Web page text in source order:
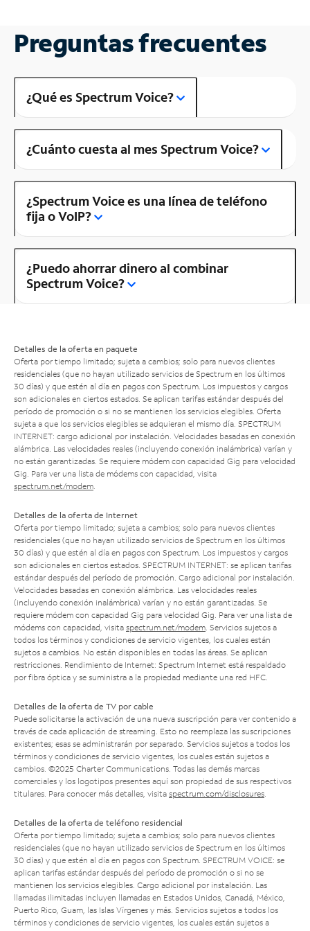
Preguntas frecuentes
¿Qué es Spectrum Voice?
¿Cuánto cuesta al mes Spectrum Voice?
¿Spectrum Voice es una línea de teléfono
fija o VoIP?
¿Puedo ahorrar dinero al combinar
Spectrum Voice?
Detalles de la oferta en paquete
Oferta por tiempo limitado; sujeta a cambios; solo para nuevos clientes
residenciales (que no hayan utilizado servicios de Spectrum en los últimos
30 días) y que estén al día en pagos con Spectrum. Los impuestos y cargos
son adicionales en ciertos estados. Se aplican tarifas estándar después del
período de promoción o si no se mantienen los servicios elegibles. Oferta
sujeta a que los servicios elegibles se adquieran el mismo día. SPECTRUM
INTERNET: cargo adicional por instalación. Velocidades basadas en conexión
alámbrica. Las velocidades reales (incluyendo conexión inalámbrica) varían y
no están garantizadas. Se requiere módem con capacidad Gig para velocidad
Gig. Para ver una lista de módems con capacidad, visita
spectrum.net/modem
Detalles de la oferta de Internet
Oferta por tiempo limitado; sujeta a cambios; solo para nuevos clientes
residenciales (que no hayan utilizado servicios de Spectrum en los últimos
30 días) y que estén al día en pagos con Spectrum. Los impuestos y cargos
son adicionales en ciertos estados. SPECTRUM INTERNET: se aplican tarifas
estándar después del período de promoción. Cargo adicional por instalación.
Velocidades basadas en conexión alámbrica. Las velocidades reales
(incluyendo conexión inalámbrica) varían y no están garantizadas. Se
requiere módem con capacidad Gig para velocidad Gig. Para ver una lista de
módems con capacidad, visita spectrum.net/modem . Servicios sujetos a
todos los términos y condiciones de servicio vigentes, los cuales están
sujetos a cambios. No están disponibles en todas las áreas. Se aplican
restricciones. Rendimiento de Internet: Spectrum Internet está respaldado
por fibra óptica y se suministra a la propiedad mediante una red HFC.
Detalles de la oferta de TV por cable
Puede solicitarse la activación de una nueva suscripción para ver contenido a
través de cada aplicación de streaming. Esto no reemplaza las suscripciones
existentes; esas se administrarán por separado. Servicios sujetos a todos los
términos y condiciones de servicio vigentes, los cuales están sujetos a
cambios. ©2025 Charter Communications. Todas las demás marcas
comerciales y los logotipos presentes aquí son propiedad de sus respectivos
titulares. Para conocer más detalles, visita spectrum.com/disclosures
Detalles de la oferta de teléfono residencial
Oferta por tiempo limitado; sujeta a cambios; solo para nuevos clientes
residenciales (que no hayan utilizado servicios de Spectrum en los últimos
30 días) y que estén al día en pagos con Spectrum. SPECTRUM VOICE: se
aplican tarifas estándar después del período de promoción o si no se
mantienen los servicios elegibles. Cargo adicional por instalación. Las
llamadas ilimitadas incluyen llamadas en Estados Unidos, Canadá, México,
Puerto Rico, Guam, las Islas Vírgenes y más. Servicios sujetos a todos los
términos y condiciones de servicio vigentes, los cuales están sujetos a